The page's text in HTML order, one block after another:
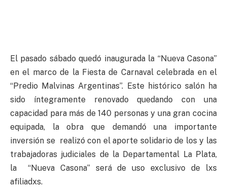
El pasado sábado quedó inaugurada la “Nueva Casona”
en el marco de la Fiesta de Carnaval celebrada en el
“Predio Malvinas Argentinas”. Este histórico salón ha
sido íntegramente renovado quedando con una
capacidad para más de 140 personas y una gran cocina
equipada, la obra que demandó una importante
inversión se realizó con el aporte solidario de los y las
trabajadoras judiciales de la Departamental La Plata,
la “Nueva Casona” será de uso exclusivo de lxs
afiliadxs.